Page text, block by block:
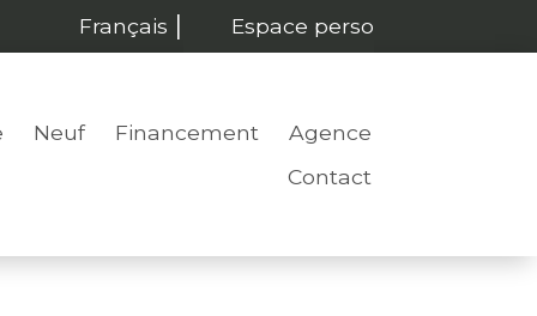
Français Espace perso
Neuf Financement
Agence
Contact